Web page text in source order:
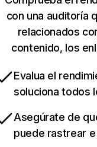
con una auditoría
relacionados
contenido, los
Evalua el
soluciona todos
Asegúrate de
puede rastrear